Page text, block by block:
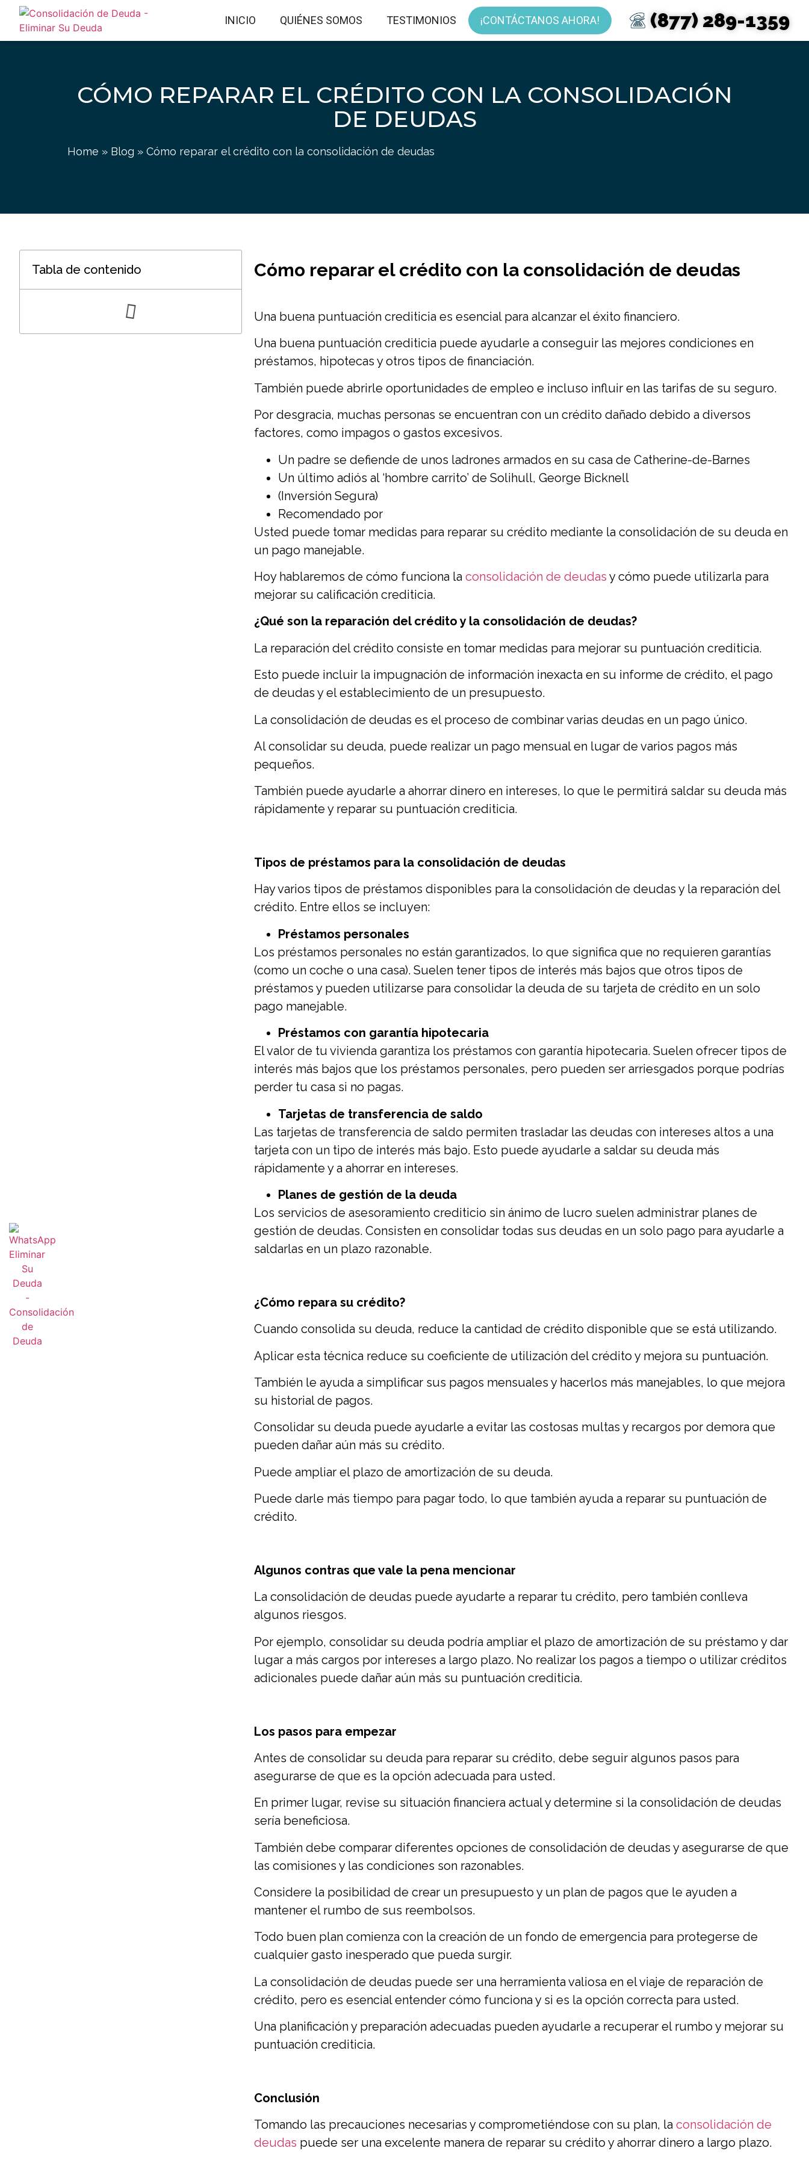
INICIO QUIÉNES SOMOS TESTIMONIOS ¡CONTÁCTANOS AHORA! (877) 289-1359
CÓMO REPARAR EL CRÉDITO CON LA CONSOLIDACIÓN
DE DEUDAS
Home » Blog » Cómo reparar el crédito con la consolidación de deudas
Tabla de contenido Cómo reparar el crédito con la consolidación de deudas
Una buena puntuación crediticia es esencial para alcanzar el éxito financiero.
Una buena puntuación crediticia puede ayudarle a conseguir las mejores condiciones en
préstamos, hipotecas y otros tipos de financiación.
También puede abrirle oportunidades de empleo e incluso influir en las tarifas de su seguro.
Por desgracia, muchas personas se encuentran con un crédito dañado debido a diversos
factores, como impagos o gastos excesivos.
Un padre se defiende de unos ladrones armados en su casa de Catherine-de-Barnes
Un último adiós al ‘hombre carrito’ de Solihull, George Bicknell
(Inversión Segura)
Recomendado por
Usted puede tomar medidas para reparar su crédito mediante la consolidación de su deuda en
un pago manejable.
Hoy hablaremos de cómo funciona la consolidación de deudas y cómo puede utilizarla para
mejorar su calificación crediticia.
¿Qué son la reparación del crédito y la consolidación de deudas?
La reparación del crédito consiste en tomar medidas para mejorar su puntuación crediticia.
Esto puede incluir la impugnación de información inexacta en su informe de crédito, el pago
de deudas y el establecimiento de un presupuesto.
La consolidación de deudas es el proceso de combinar varias deudas en un pago único.
Al consolidar su deuda, puede realizar un pago mensual en lugar de varios pagos más
pequeños.
También puede ayudarle a ahorrar dinero en intereses, lo que le permitirá saldar su deuda más
rápidamente y reparar su puntuación crediticia.
Tipos de préstamos para la consolidación de deudas
Hay varios tipos de préstamos disponibles para la consolidación de deudas y la reparación del
crédito. Entre ellos se incluyen:
Préstamos personales
Los préstamos personales no están garantizados, lo que significa que no requieren garantías
(como un coche o una casa). Suelen tener tipos de interés más bajos que otros tipos de
préstamos y pueden utilizarse para consolidar la deuda de su tarjeta de crédito en un solo
pago manejable.
Préstamos con garantía hipotecaria
El valor de tu vivienda garantiza los préstamos con garantía hipotecaria. Suelen ofrecer tipos de
interés más bajos que los préstamos personales, pero pueden ser arriesgados porque podrías
perder tu casa si no pagas.
Tarjetas de transferencia de saldo
Las tarjetas de transferencia de saldo permiten trasladar las deudas con intereses altos a una
tarjeta con un tipo de interés más bajo. Esto puede ayudarle a saldar su deuda más
rápidamente y a ahorrar en intereses.
Planes de gestión de la deuda
Los servicios de asesoramiento crediticio sin ánimo de lucro suelen administrar planes de
gestión de deudas. Consisten en consolidar todas sus deudas en un solo pago para ayudarle a
saldarlas en un plazo razonable.
¿Cómo repara su crédito?
Cuando consolida su deuda, reduce la cantidad de crédito disponible que se está utilizando.
Aplicar esta técnica reduce su coeficiente de utilización del crédito y mejora su puntuación.
También le ayuda a simplificar sus pagos mensuales y hacerlos más manejables, lo que mejora
su historial de pagos.
Consolidar su deuda puede ayudarle a evitar las costosas multas y recargos por demora que
pueden dañar aún más su crédito.
Puede ampliar el plazo de amortización de su deuda.
Puede darle más tiempo para pagar todo, lo que también ayuda a reparar su puntuación de
crédito.
Algunos contras que vale la pena mencionar
La consolidación de deudas puede ayudarte a reparar tu crédito, pero también conlleva
algunos riesgos.
Por ejemplo, consolidar su deuda podría ampliar el plazo de amortización de su préstamo y dar
lugar a más cargos por intereses a largo plazo. No realizar los pagos a tiempo o utilizar créditos
adicionales puede dañar aún más su puntuación crediticia.
Los pasos para empezar
Antes de consolidar su deuda para reparar su crédito, debe seguir algunos pasos para
asegurarse de que es la opción adecuada para usted.
En primer lugar, revise su situación financiera actual y determine si la consolidación de deudas
sería beneficiosa.
También debe comparar diferentes opciones de consolidación de deudas y asegurarse de que
las comisiones y las condiciones son razonables.
Considere la posibilidad de crear un presupuesto y un plan de pagos que le ayuden a
mantener el rumbo de sus reembolsos.
Todo buen plan comienza con la creación de un fondo de emergencia para protegerse de
cualquier gasto inesperado que pueda surgir.
La consolidación de deudas puede ser una herramienta valiosa en el viaje de reparación de
crédito, pero es esencial entender cómo funciona y si es la opción correcta para usted.
Una planificación y preparación adecuadas pueden ayudarle a recuperar el rumbo y mejorar su
puntuación crediticia.
Conclusión
Tomando las precauciones necesarias y comprometiéndose con su plan, la consolidación de
deudas puede ser una excelente manera de reparar su crédito y ahorrar dinero a largo plazo.